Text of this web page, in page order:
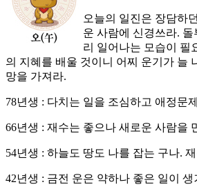
오늘의 일진은 장담하
운 사람에 신경쓰라.
리 일어나는 모습이 필
의 지혜를 배울 것이니 어찌 운기가 늘
망을 가져라.
78년생 : 다치는 일을 조심하고 애정문
66년생 : 재수는 좋으나 새로운 사람을
54년생 : 하늘도 땅도 나를 잡는 구나.
42년생 : 금전 운은 약하나 좋은 일이 생